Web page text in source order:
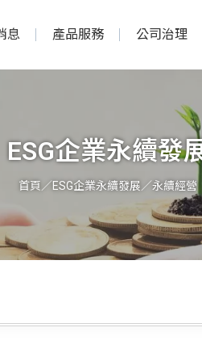
息 產品服務 公司治理
ESG企業永續發
首頁／ESG企業永續發展／永續經營